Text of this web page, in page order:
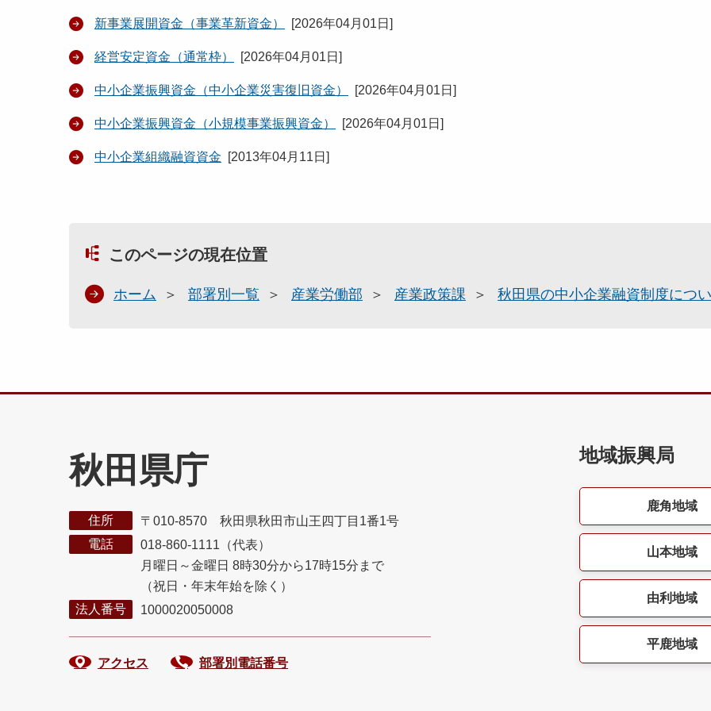
新事業展開資金（事業革新資金） [2026年04月01日 ]
経営安定資金（通常枠） [2026年04月01日 ]
中小企業振興資金（中小企業災害復旧資金） [2026年04月01日 ]
中小企業振興資金（小規模事業振興資金） [2026年04月01日 ]
中小企業組織融資資金 [2013年04月11日 ]
このページの現在位置
ホーム 部署別一覧 産業労働部 産業政策課 秋田県の中小企業融資制度につ
秋田県庁
住所
〒010-8570 秋田県秋田市山王四丁目1番1号
電話
018-860-1111（代表）
月曜日～金曜日 8時30分から17時15分まで
（祝日・年末年始を除く）
法人番号
1000020050008
アクセス 部署別電話番号
地域振興局
鹿角地域
山本地域
由利地域
平鹿地域